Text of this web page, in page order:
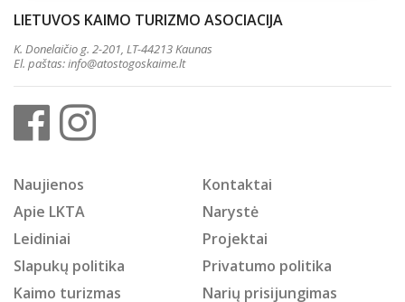
LIETUVOS KAIMO TURIZMO ASOCIACIJA
K. Donelaičio g. 2-201, LT-44213 Kaunas
El. paštas:info@atostogoskaime.lt
Naujienos
Kontaktai
Apie LKTA
Narystė
Leidiniai
Projektai
Slapukų politika
Privatumo politika
Kaimo turizmas
Narių prisijungimas